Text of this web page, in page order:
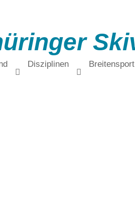
Disziplinen Breitensport